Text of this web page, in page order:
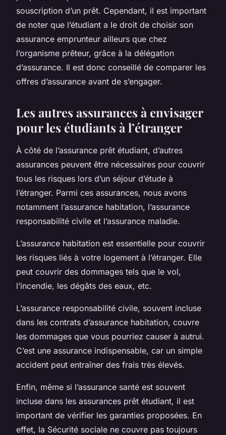
souscription d’un prêt. Cependant, il est important
de noter que l’étudiant a le droit de choisir son
assurance emprunteur ailleurs que chez
l’organisme prêteur, grâce à la délégation
d’assurance. Il est donc conseillé de comparer les
offres d’assurance avant de s’engager.
Les autres assurances à envisager
pour les étudiants à l’étranger
À côté de l’assurance prêt étudiant, d’autres
assurances peuvent être nécessaires pour couvrir
tous les risques lors d’un séjour d’étude à
l’étranger. Parmi ces assurances, nous avons
notamment l’assurance habitation, l’assurance
responsabilité civile et l’assurance maladie.
L’assurance habitation est essentielle pour couvrir
les risques liés à votre logement à l’étranger. Elle
peut couvrir des dommages tels que le vol,
l’incendie, les dégâts des eaux, etc.
L’assurance responsabilité civile, souvent incluse
dans les contrats d’assurance habitation, couvre
les dommages que vous pourriez causer à autrui.
C’est une assurance indispensable, car un simple
accident peut entraîner des frais très élevés.
Enfin, même si l’assurance santé est souvent
incluse dans les assurances prêt étudiant, il est
important de vérifier les garanties proposées. En
effet, la Sécurité sociale ne couvre pas toujours